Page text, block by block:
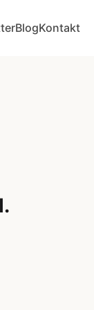
BlogKontakt